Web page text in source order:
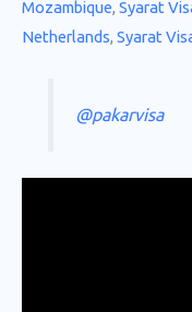
Mozambique, Syarat
Netherlands, Syarat
@pakarvisa